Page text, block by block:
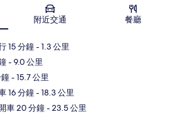
附近交通 餐廳
15 分鐘- 1.3 公里
- 9.0 公里
- 15.7 公里
16 分鐘- 18.3 公里
車 20 分鐘- 23.5 公里